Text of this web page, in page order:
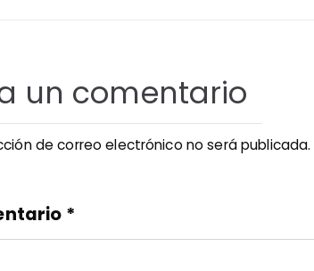
un comentario
de correo electrónico no será publicada.
*